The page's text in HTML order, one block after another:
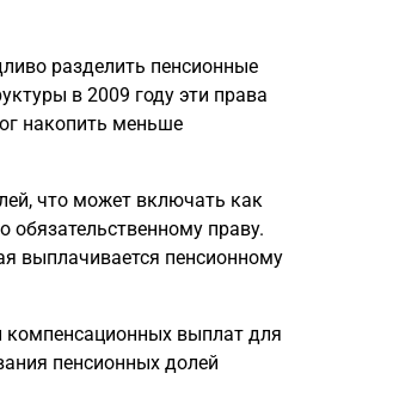
разделить пенсионные
в 2009 году эти права
накопить меньше
что может включать как
праву.
выплачивается пенсионному
компенсационных выплат для
пенсионных долей